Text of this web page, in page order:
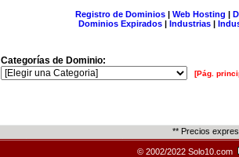
Registro de Dominios| Web Hosting |
Dominios Expirados | Industrias |
Categorías de Dominio:
[Pág.
** Precios
© 2002/2022 Solo10.com